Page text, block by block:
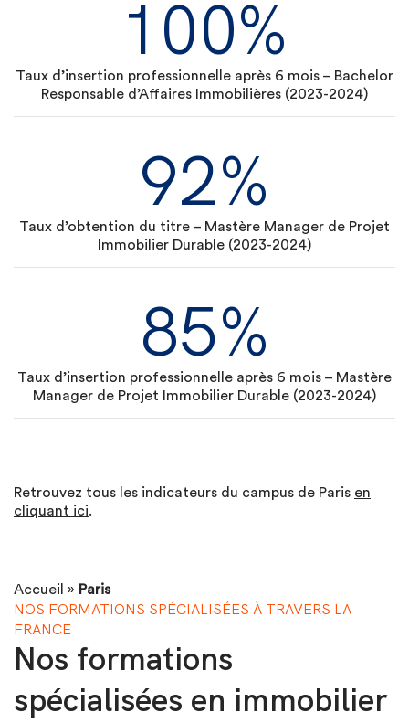
100%
Taux d’insertion professionnelle après 6 mois – Bachelor
Responsable d’Affaires Immobilières (2023-2024)
92%
Taux d’obtention du titre – Mastère Manager de Projet
Immobilier Durable (2023-2024)
85%
Taux d’insertion professionnelle après 6 mois – Mastère
Manager de Projet Immobilier Durable (2023-2024)
Retrouvez tous les indicateurs du campus de Paris en
cliquant ici.
Accueil » Paris
NOS FORMATIONS SPÉCIALISÉES À TRAVERS LA
FRANCE
Nos formations
spécialisées en immobilier